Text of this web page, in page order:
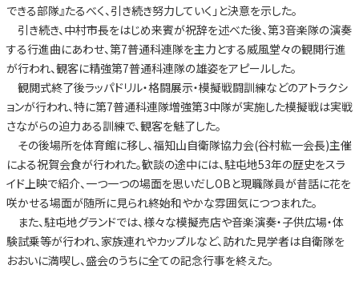
できる部隊』たるべく、引き続き努力していく」と決意を示した。
引き続き、中村市長をはじめ来賓が祝辞を述べた後、第3音楽隊の演奏
する行進曲にあわせ、第7普通科連隊を主力とする威風堂々の観閲行進
が行われ、観客に精強第7普通科連隊の雄姿をアピールした。
観閲式終了後ラッパドリル・格闘展示・模擬戦闘訓練などのアトラクシ
ョンが行われ、特に第7普通科連隊増強第3中隊が実施した模擬戦は実戦
さながらの迫力ある訓練で、観客を魅了した。
その後場所を体育館に移し、福知山自衛隊協力会(谷村紘一会長)主催
による祝賀会食が行われた。歓談の途中には、駐屯地53年の歴史をスラ
イド上映で紹介、一つ一つの場面を思いだしOBと現職隊員が昔話に花を
咲かせる場面が随所に見られ終始和やかな雰囲気につつまれた。
また、駐屯地グランドでは、様々な模擬売店や音楽演奏・子供広場・体
験試乗等が行われ、家族連れやカップルなど、訪れた見学者は自衛隊を
おおいに満喫し、盛会のうちに全ての記念行事を終えた。